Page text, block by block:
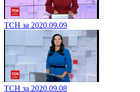
ТСН за 2020.09.09
ТСН за 2020.09.08